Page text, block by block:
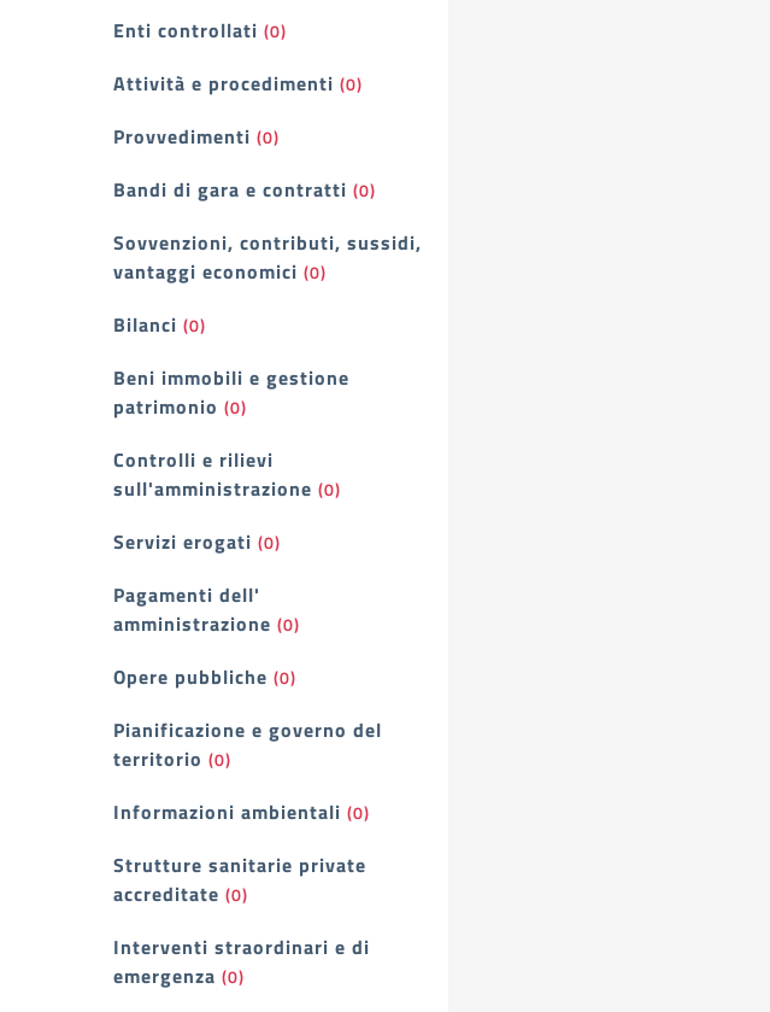
Enti controllati (0)
Attività e procedimenti (0)
Provvedimenti (0)
Bandi di gara e contratti (0)
Sovvenzioni, contributi, sussidi,
vantaggi economici (0)
Bilanci (0)
Beni immobili e gestione
patrimonio (0)
Controlli e rilievi
sull'amministrazione (0)
Servizi erogati (0)
Pagamenti dell'
amministrazione (0)
Opere pubbliche (0)
Pianificazione e governo del
territorio (0)
Informazioni ambientali (0)
Strutture sanitarie private
accreditate (0)
Interventi straordinari e di
emergenza (0)